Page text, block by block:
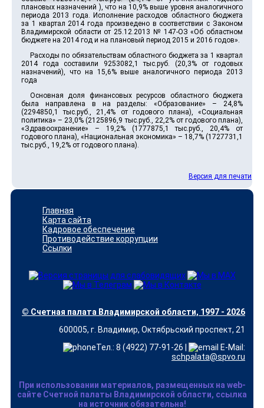
плановых назначений ), что на 10,9% выше уровня аналогичного
периода 2013 года. Исполнение расходов областного бюджета
за 1 квартал 2014 года произведено в соответствии с Законом
Владимирской области от 25.12.2013 № 147-ОЗ «Об областном
бюджете на 2014 год и на плановый период 2015 и 2016 годов».
Расходы по обязательствам областного бюджета за 1 квартал
2014 года составили 9253082,1 тыс.руб. (20,3% от годовых
назначений), что на 15,6% выше аналогичного периода 2013
года
Основная доля финансовых ресурсов областного бюджета
была направлена в на разделы: «Образование» – 24,8%
(2294850,1 тыс.руб., 21,4% от годового плана), «Социальная
политика» – 23,0% (2125896,9 тыс.руб., 22,2% от годового плана),
«Здравоохранение» – 19,2% (1777875,1 тыс.руб., 20,4% от
годового плана), «Национальная экономика» – 18,7% (1727731,1
тыс.руб., 19,2% от годового плана).
Версия для печати
Главная
Карта сайта
Кадровое обеспечение
Противодействие коррупции
Ссылки
© Счетная палата Владимирской области, 1997 - 2026
600005, г. Владимир, Октябрьский проспект, 21
Тел.: 8 (4922) 77-91-26 |
E-Mail:
schpalata@spvo.ru
При использовании материалов, размещенных на web-
сайте Счетной палаты Владимирской области, ссылка
на источник обязательна!